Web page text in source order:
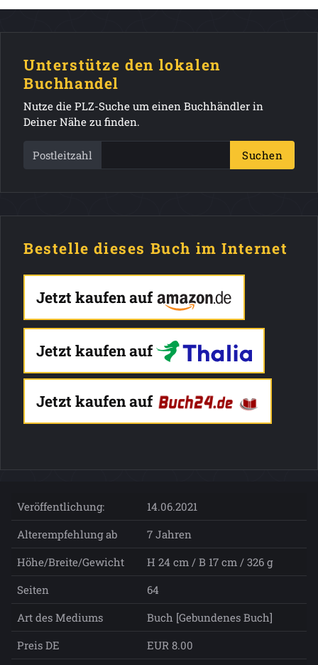
Unterstütze den lokalen
Buchhandel
Nutze die PLZ-Suche um einen Buchhändler in
Deiner Nähe zu finden.
Postleitzahl Suchen
Bestelle dieses Buch im Internet
Jetzt kaufen auf
Jetzt kaufen auf
Jetzt kaufen auf
Veröffentlichung:
14.06.2021
Alterempfehlung ab
7 Jahren
Höhe/Breite/Gewicht
H 24 cm / B 17 cm / 326 g
Seiten
64
Art des Mediums
Buch [Gebundenes Buch]
Preis DE
EUR 8.00